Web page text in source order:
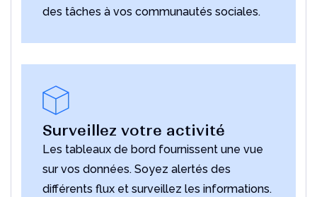
des tâches à vos communautés sociales.
Surveillez votre activité
Les tableaux de bord fournissent une vue
sur vos données. Soyez alertés des
différents flux et surveillez les informations.